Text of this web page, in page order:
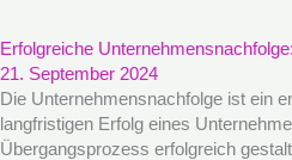
Erfolgreiche
21. September 2024
Die Unternehmensnachfolge ist ein
langfristigen Erfolg eines
Übergangsprozess erfolgreich